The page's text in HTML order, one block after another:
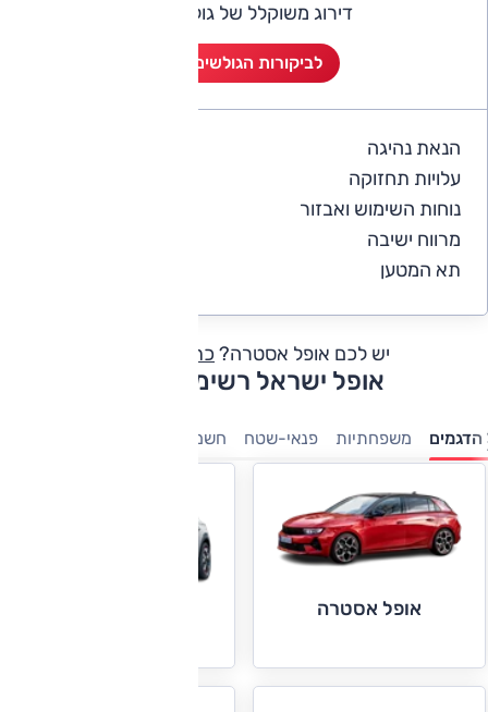
דירוג משוקלל של גולשי אוטו
לביקורות הגולשים (9)
הנאת נהיגה
עלויות תחזוקה
נוחות השימוש ואבזור
מרווח ישיבה
תא המטען
יש לכם אופל אסטרה? כתבו חוות דעת
אופל ישראל רשימת דגמים
הדגמים משפחתיות פנאי-שטח חשמלי
אופל אסטרה